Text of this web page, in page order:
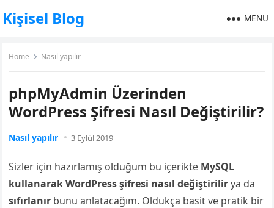
Kişisel Blog MENU
Home Nasıl yapılır
phpMyAdmin Üzerinden
WordPress Şifresi Nasıl Değiştirilir?
Nasıl yapılır 3 Eylül 2019
Sizler için hazırlamış olduğum bu içerikte MySQL
kullanarak WordPress şifresi nasıl değiştirilirya da
sıfırlanır bunu anlatacağım. Oldukça basit ve pratik bir